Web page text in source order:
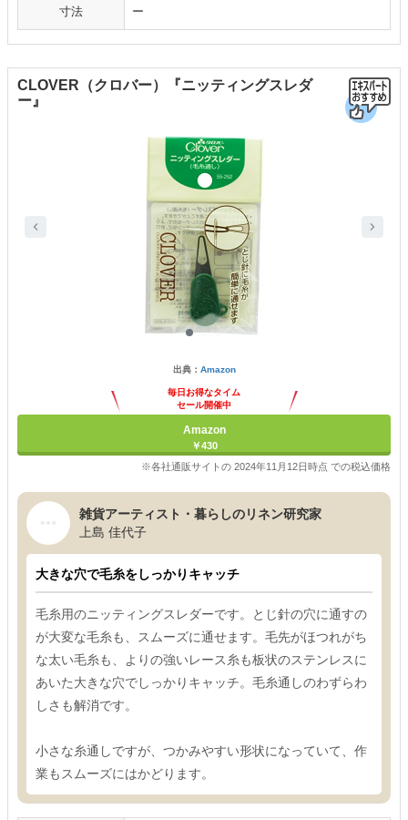
寸法 ー
CLOVER（クロバー）『ニッティングスレダ
ー』
出典： Amazon
毎日お得なタイム
セール開催中
Amazon
￥430
※各社通販サイトの 2024年11月12日時点 での税込価格
雑貨アーティスト・暮らしのリネン研究家
上島 佳代子
大きな穴で毛糸をしっかりキャッチ
毛糸用のニッティングスレダーです。とじ針の穴に通すの
が大変な毛糸も、スムーズに通せます。毛先がほつれがち
な太い毛糸も、よりの強いレース糸も板状のステンレスに
あいた大きな穴でしっかりキャッチ。毛糸通しのわずらわ
しさも解消です。
小さな糸通しですが、つかみやすい形状になっていて、作
業もスムーズにはかどります。